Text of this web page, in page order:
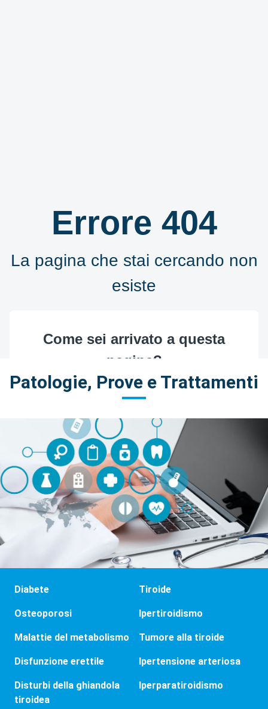
Patologie, Prove e Trattamenti
Diabete Tiroide
Osteoporosi Ipertiroidismo
Malattie del metabolismo Tumore alla tiroide
Disfunzione erettile Ipertensione arteriosa
Disturbi della ghiandola
tiroidea
Iperparatiroidismo